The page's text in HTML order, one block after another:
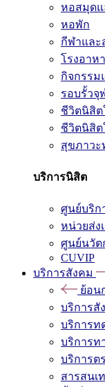
หอสมุดแ
หอพัก
กีฬาแล
โรงอาห
กิจกรรม
รอบรั้วจุ
ชีวิตนิสิต
ชีวิตนิสิต
สุขภาวะ
บริการนิสิต
ศูนย์บริก
หน่วยส่ง
ศูนย์นวัต
CUVIP
บริการสังคม
ย้อน
บริการสั
บริการท
บริการท
บริการต
สารสนเ